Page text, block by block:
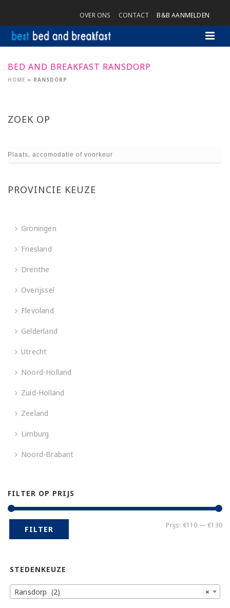
OVER ONS CONTACT B&B AANMELDEN
BED AND BREAKFAST RANSDORP
HOME » RANSDORP
ZOEK OP
PROVINCIE KEUZE
Groningen
Friesland
Drenthe
Overijssel
Flevoland
Gelderland
Utrecht
Noord-Holland
Zuid-Holland
Zeeland
Limburg
Noord-Brabant
FILTER OP PRIJS
FILTER Prijs: €110 —€130
STEDENKEUZE
×
Ransdorp (2)